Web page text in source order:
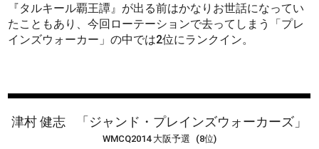
『タルキール覇王譚』が出る前はかなりお世話になってい
たこともあり、今回ローテーションで去ってしまう「プレ
インズウォーカー」の中では2位にランクイン。
津村 健志 「ジャンド・プレインズウォーカーズ」
WMCQ2014 大阪予選 (8位)